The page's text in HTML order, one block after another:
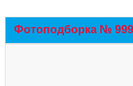
Фотоподборка №